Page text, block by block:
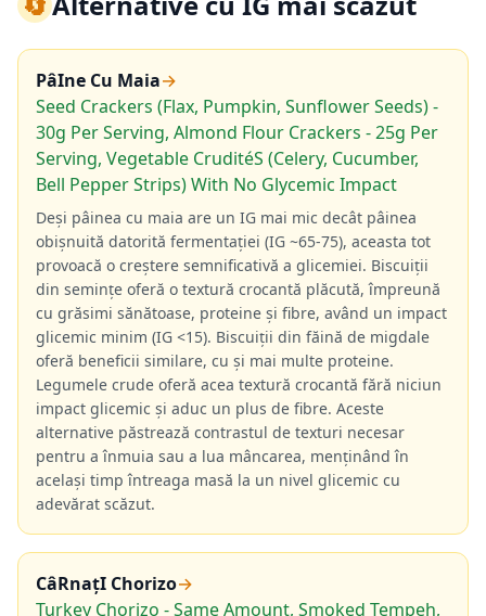
PâIne Cu Maia→
Seed Crackers (Flax, Pumpkin, Sunflower Seeds) -
30g Per Serving, Almond Flour Crackers - 25g Per
Serving, Vegetable CruditéS (Celery, Cucumber,
Bell Pepper Strips) With No Glycemic Impact
Deși pâinea cu maia are un IG mai mic decât pâinea
obișnuită datorită fermentației (IG ~65-75), aceasta tot
provoacă o creștere semnificativă a glicemiei. Biscuiții
din semințe oferă o textură crocantă plăcută, împreună
cu grăsimi sănătoase, proteine și fibre, având un impact
glicemic minim (IG <15). Biscuiții din făină de migdale
oferă beneficii similare, cu și mai multe proteine.
Legumele crude oferă acea textură crocantă fără niciun
impact glicemic și aduc un plus de fibre. Aceste
alternative păstrează contrastul de texturi necesar
pentru a înmuia sau a lua mâncarea, menținând în
același timp întreaga masă la un nivel glicemic cu
adevărat scăzut.
CâRnațI Chorizo→
Turkey Chorizo - Same Amount, Smoked Tempeh,